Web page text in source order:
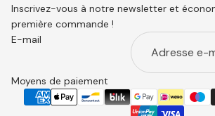
Inscrivez-vous à notre newsletter et
première commande !
E-mail
Moyens de paiement
Politique de confidentialité
Conditions d’utilisation
Mentions légales